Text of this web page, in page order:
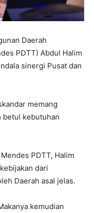
Daerah
PDTT) Abdul Halim
sinergi Pusat dan
memang
betul kebutuhan
PDTT, Halim
dari
Daerah asal jelas.
kemudian